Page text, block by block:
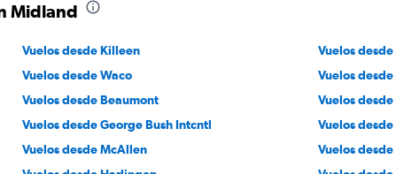
Midland
Vuelos desde Killeen
Vuelos
Vuelos desde Waco
Vuelos
Vuelos desde Beaumont
Vuelos
Vuelos desde George Bush Intcntl
Vuelos
Vuelos desde McAllen
Vuelos desde